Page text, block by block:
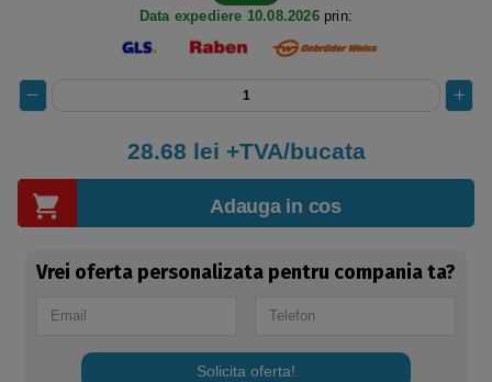
Data expediere 10.08.2026prin:
28.68 lei +TVA/bucata
Adauga in cos
Vrei oferta personalizata pentru compania ta?
Solicita oferta!